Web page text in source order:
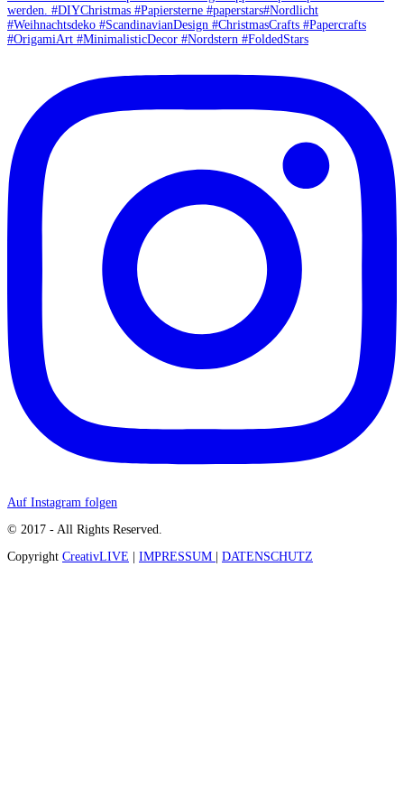
Auf Instagram folgen
© 2017 - All Rights Reserved.
Copyright CreativLIVE IMPRESSUM DATENSCHUTZ